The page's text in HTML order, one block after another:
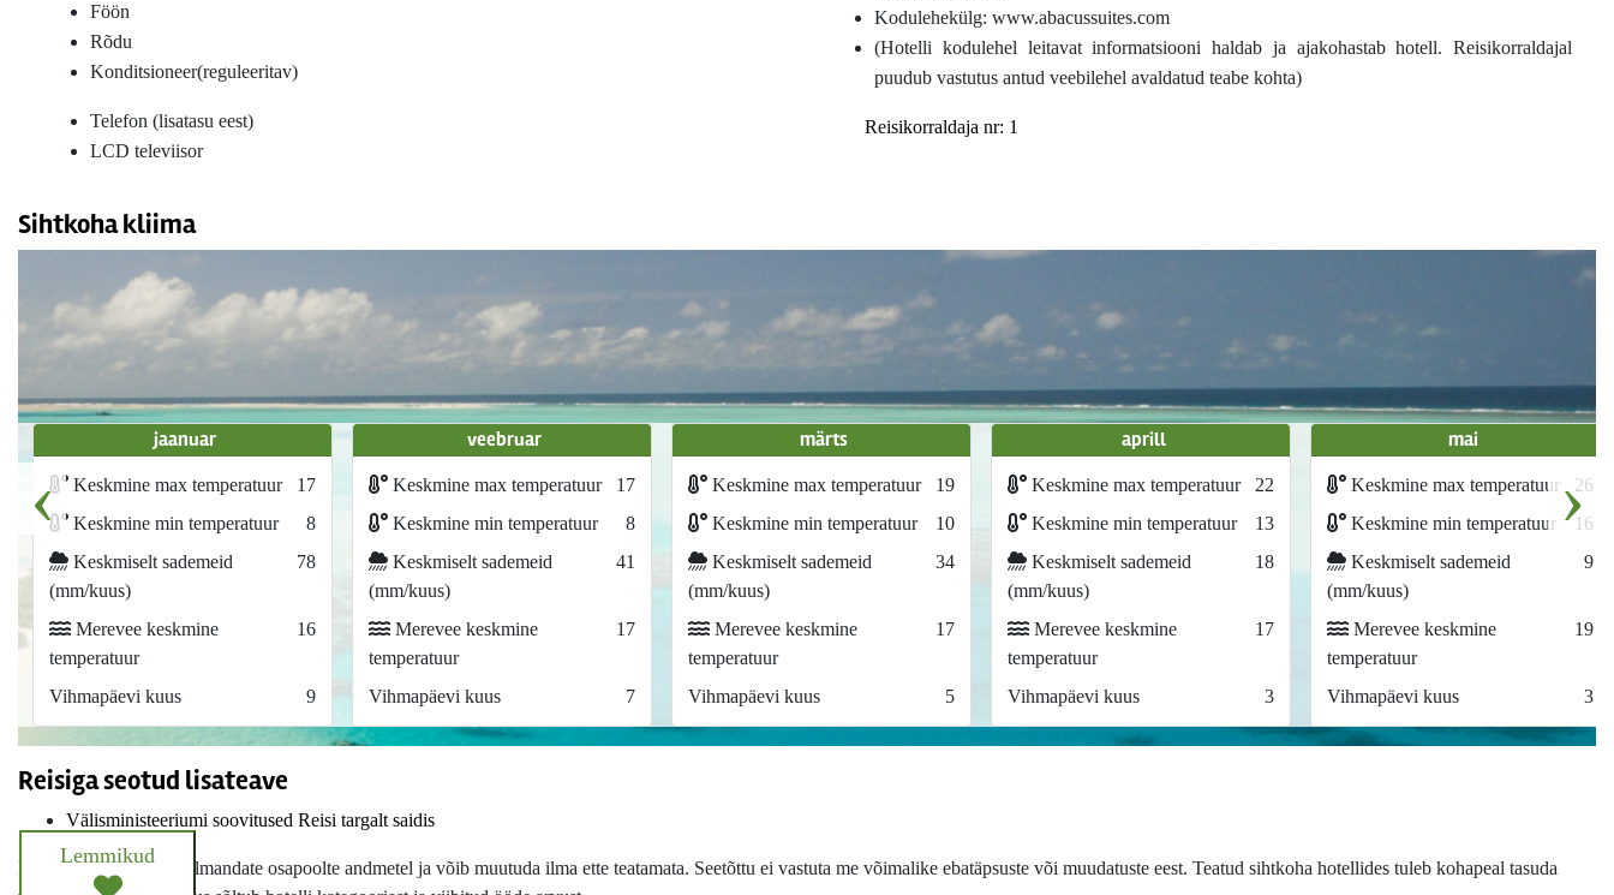
Föön
Rõdu
Konditsioneer(reguleeritav)
Telefon (lisatasu eest)
LCD televiisor
Kodulehekülg: www.abacussuites.com
(Hotelli kodulehel leitavat informatsiooni haldab ja ajakohastab hotell. Reisikorraldajal
puudub vastutus antud veebilehel avaldatud teabe kohta)
Reisikorraldaja nr: 1
Sihtkoha kliima
‹ ›
jaanuar
Keskmine max temperatuur
17
Keskmine min temperatuur
8
Keskmiselt sademeid
(mm/kuus)
78
Merevee keskmine
temperatuur
16
Vihmapäevi kuus 9
veebruar
Keskmine max temperatuur
17
Keskmine min temperatuur
8
Keskmiselt sademeid
(mm/kuus)
41
Merevee keskmine
temperatuur
17
Vihmapäevi kuus 7
märts
Keskmine max temperatuur
19
Keskmine min temperatuur
10
Keskmiselt sademeid
(mm/kuus)
34
Merevee keskmine
temperatuur
17
Vihmapäevi kuus 5
aprill
Keskmine max temperatuur
22
Keskmine min temperatuur
13
Keskmiselt sademeid
(mm/kuus)
18
Merevee keskmine
temperatuur
17
Vihmapäevi kuus 3
mai
Keskmine max temperatuur
26
Keskmine min temperatuur
16
Keskmiselt sademeid
(mm/kuus)
9
Merevee keskmine
temperatuur
19
Vihmapäevi kuus 3
Reisiga seotud lisateave
Välisministeeriumi soovitused Reisi targalt saidis
Hotelli info põhineb kolmandate osapoolte andmetel ja võib muutuda ilma ette teatamata. Seetõttu ei vastuta me võimalike ebatäpsuste või muudatuste eest. Teatud sihtkoha hotellides tuleb kohapeal tasuda
Lemmikud